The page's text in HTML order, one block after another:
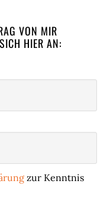
VON MIR
HIER AN:
zur Kenntnis